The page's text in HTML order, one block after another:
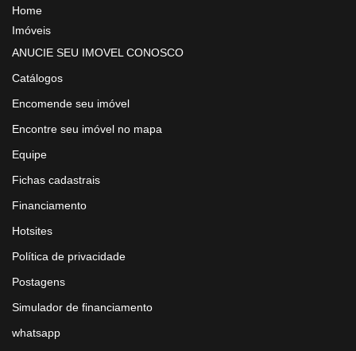
Home
Imóveis
ANUCIE SEU IMOVEL CONOSCO
Catálogos
Encomende seu imóvel
Encontre seu imóvel no mapa
Equipe
Fichas cadastrais
Financiamento
Hotsites
Política de privacidade
Postagens
Simulador de financiamento
whatsapp